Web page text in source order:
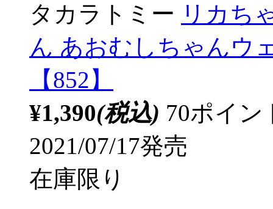
タカラトミー リカち
ん あおむしちゃんウ
【852】
¥1,390(税込) 70ポイ
2021/07/17発売
在庫限り